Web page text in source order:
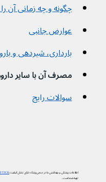
چگونه و چه زمانی آن
عوارض جانبی
بارداری، شیردهی و
مصرف آن با سایر داروها و
سوالات رایج
اطلاعات پزشکی و بهداشتی ما در دیجی‌پزشک دارای نشان کیفیتTICK
تهیه شده است.